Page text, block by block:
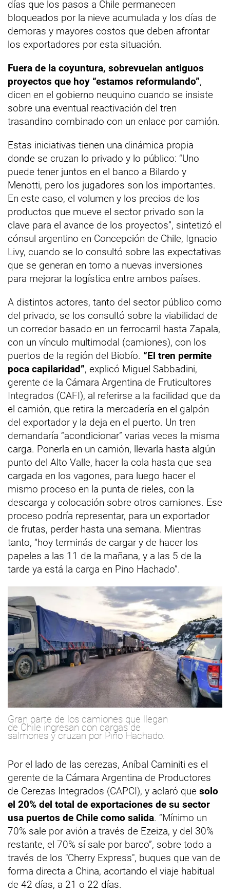
días que los pasos a Chile permanecen
bloqueados por la nieve acumulada y los días de
demoras y mayores costos que deben afrontar
los exportadores por esta situación.
Fuera de la coyuntura, sobrevuelan antiguos
proyectos que hoy “estamos reformulando”,
dicen en el gobierno neuquino cuando se insiste
sobre una eventual reactivación del tren
trasandino combinado con un enlace por camión.
Estas iniciativas tienen una dinámica propia
donde se cruzan lo privado y lo público: “Uno
puede tener juntos en el banco a Bilardo y
Menotti, pero los jugadores son los importantes.
En este caso, el volumen y los precios de los
productos que mueve el sector privado son la
clave para el avance de los proyectos”, sintetizó el
cónsul argentino en Concepción de Chile, Ignacio
Livy, cuando se lo consultó sobre las expectativas
que se generan en torno a nuevas inversiones
para mejorar la logística entre ambos países.
A distintos actores, tanto del sector público como
del privado, se los consultó sobre la viabilidad de
un corredor basado en un ferrocarril hasta Zapala,
con un vínculo multimodal (camiones), con los
puertos de la región del Biobío. “El tren permite
poca capilaridad”, explicó Miguel Sabbadini,
gerente de la Cámara Argentina de Fruticultores
Integrados (CAFI), al referirse a la facilidad que da
el camión, que retira la mercadería en el galpón
del exportador y la deja en el puerto. Un tren
demandaría “acondicionar” varias veces la misma
carga. Ponerla en un camión, llevarla hasta algún
punto del Alto Valle, hacer la cola hasta que sea
cargada en los vagones, para luego hacer el
mismo proceso en la punta de rieles, con la
descarga y colocación sobre otros camiones. Ese
proceso podría representar, para un exportador
de frutas, perder hasta una semana. Mientras
tanto, “hoy terminás de cargar y de hacer los
papeles a las 11 de la mañana, y a las 5 de la
tarde ya está la carga en Pino Hachado”.
Gran parte de los camiones que llegan
de Chile ingresan con cargas de
salmones y cruzan por Pino Hachado.
Por el lado de las cerezas, Aníbal Caminiti es el
gerente de la Cámara Argentina de Productores
de Cerezas Integrados (CAPCI), y aclaró que solo
el 20% del total de exportaciones de su sector
usa puertos de Chile como salida. “Mínimo un
70% sale por avión a través de Ezeiza, y del 30%
restante, el 70% sí sale por barco”, sobre todo a
través de los "Cherry Express", buques que van de
forma directa a China, acortando el viaje habitual
de 42 días, a 21 o 22 días.